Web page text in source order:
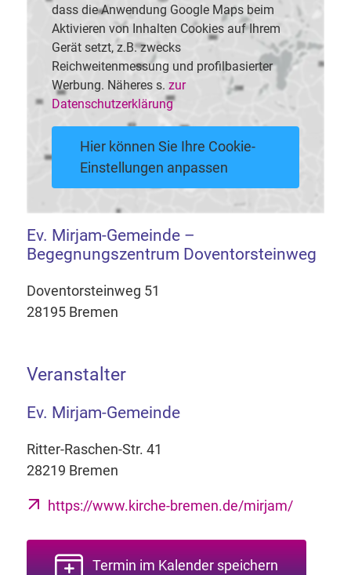
dass die Anwendung Google Maps beim
Aktivieren von Inhalten Cookies auf Ihrem
Gerät setzt, z.B. zwecks
Reichweitenmessung und profilbasierter
Werbung. Näheres s. zur
Datenschutzerklärung
Hier können Sie Ihre Cookie-
Einstellungen anpassen
Ev. Mirjam-Gemeinde –
Begegnungszentrum Doventorsteinweg
Doventorsteinweg 51
28195 Bremen
Veranstalter
Ev. Mirjam-Gemeinde
Ritter-Raschen-Str. 41
28219 Bremen
https://www.kirche-bremen.de/mirjam/
Termin im Kalender speichern